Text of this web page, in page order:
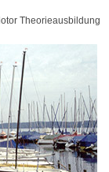
Theorieausbildung